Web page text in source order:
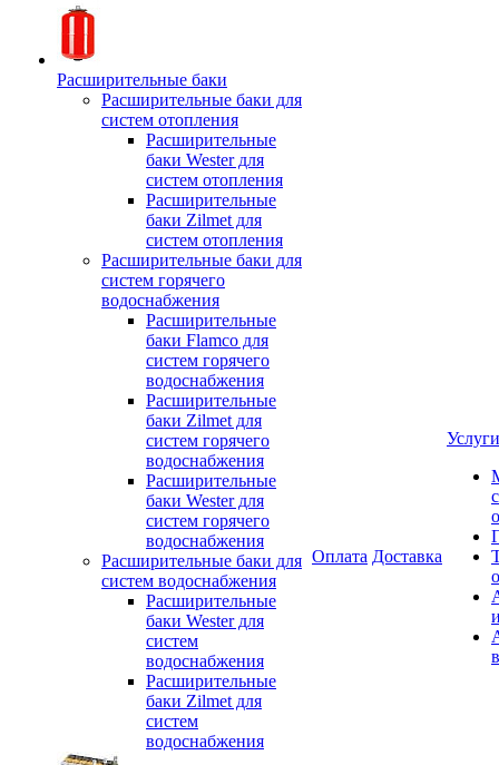
Расширительные баки
Расширительные баки для
систем отопления
Расширительные
баки Wester для
систем отопления
Расширительные
баки Zilmet для
систем отопления
Расширительные баки для
систем горячего
водоснабжения
Расширительные
баки Flamco для
систем горячего
водоснабжения
Расширительные
баки Zilmet для
систем горячего
водоснабжения
Расширительные
баки Wester для
систем горячего
водоснабжения
Расширительные баки для
систем водоснабжения
Расширительные
баки Wester для
систем
водоснабжения
Расширительные
баки Zilmet для
систем
водоснабжения
Оплата Доставка
Услуги